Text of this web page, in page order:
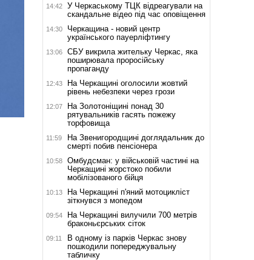
14:42
У Черкаському ТЦК відреагували на
скандальне відео під час оповіщення
14:30
Черкащина - новий центр
українського пауерліфтингу
13:06
СБУ викрила жительку Черкас, яка
поширювала проросійську
пропаганду
12:43
На Черкащині оголосили жовтий
рівень небезпеки через грози
12:07
На Золотоніщині понад 30
рятувальників гасять пожежу
торфовища
11:59
На Звенигородщині доглядальник до
смерті побив пенсіонера
10:58
Омбудсман: у військовій частині на
Черкащині жорстоко побили
мобілізованого бійця
10:13
На Черкащині п'яний мотоцикліст
зіткнувся з мопедом
09:54
На Черкащині вилучили 700 метрів
браконьєрських сіток
09:11
В одному із парків Черкас знову
пошкодили попереджувальну
табличку